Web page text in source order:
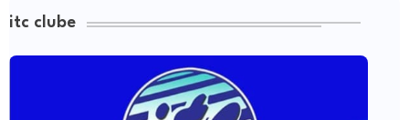
itc clube